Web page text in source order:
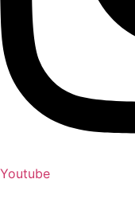
Youtube